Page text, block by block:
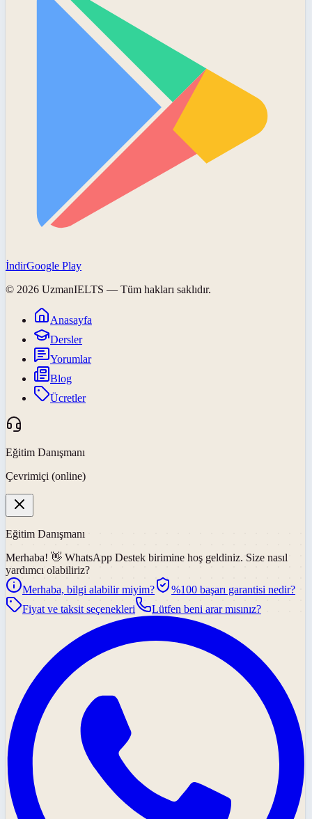
İndirGoogle Play
© 2026 UzmanIELTS — Tüm hakları saklıdır.
Anasayfa
Dersler
Yorumlar
Blog
Ücretler
Eğitim Danışmanı
Çevrimiçi (online)
Eğitim Danışmanı
Merhaba! 👋 WhatsApp Destek birimine hoş geldiniz. Size nasıl
yardımcı olabiliriz?
Merhaba, bilgi alabilir miyim?
%100 başarı garantisi nedir?
Fiyat ve taksit seçenekleri
Lütfen beni arar mısınız?